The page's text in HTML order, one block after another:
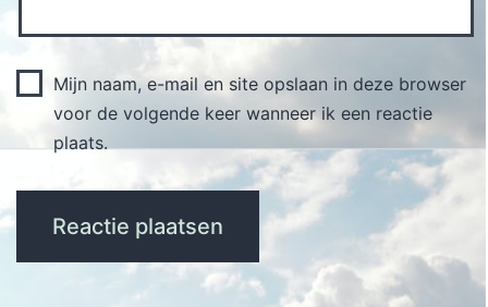
Mijn naam, e-mail en site opslaan in deze browser
voor de volgende keer wanneer ik een reactie
plaats.